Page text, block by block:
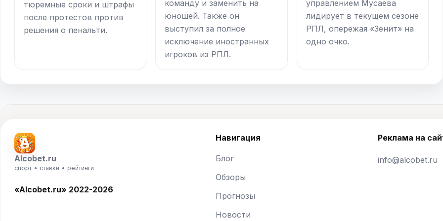
тюремные сроки и штрафы
после протестов против
решения о пенальти.
команду и заменить на
юношей. Также он
выступил за полное
исключение иностранных
игроков из РПЛ.
управлением Мусаева
лидирует в текущем сезоне
РПЛ, опережая «Зенит» на
одно очко.
Alcobet.ru
спорт • ставки • рейтинги
«Alcobet.ru» 2022-2026
Навигация
Блог
Обзоры
Прогнозы
Новости
Реклама на
info@alcobet.ru